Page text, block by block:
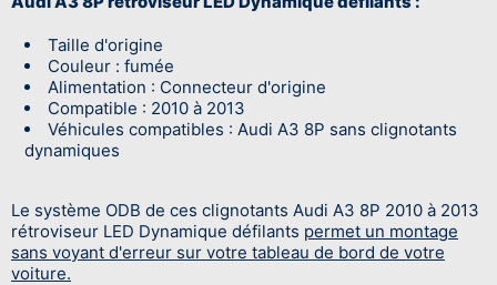
Taille d'origine
Couleur : fumée
Alimentation : Connecteur d'origine
Compatible : 2010 à 2013
Véhicules compatibles : Audi A3 8P sans clignotants
dynamiques
Le système ODB de ces clignotants Audi A3 8P 2010 à 2013
rétroviseur LED Dynamique défilants permet un montage
sans voyant d'erreur sur votre tableau de bord de votre
voiture.